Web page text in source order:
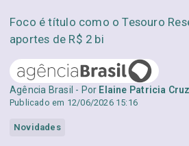
Foco é título como o Tesouro
aportes de R$ 2 bi
Agência Brasil - Por Elaine Patricia Cruz
Publicado em 12/06/2026 15:16
Novidades